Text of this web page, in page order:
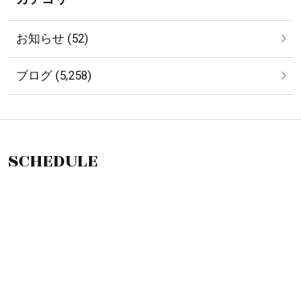
お知らせ (52)
ブログ (5,258)
SCHEDULE